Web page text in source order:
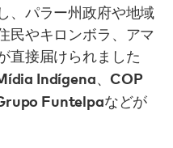
、パラー州政府や地域
民やキロンボラ、アマ
直接届けられました
Indígena、COP
Funtelpaなどが